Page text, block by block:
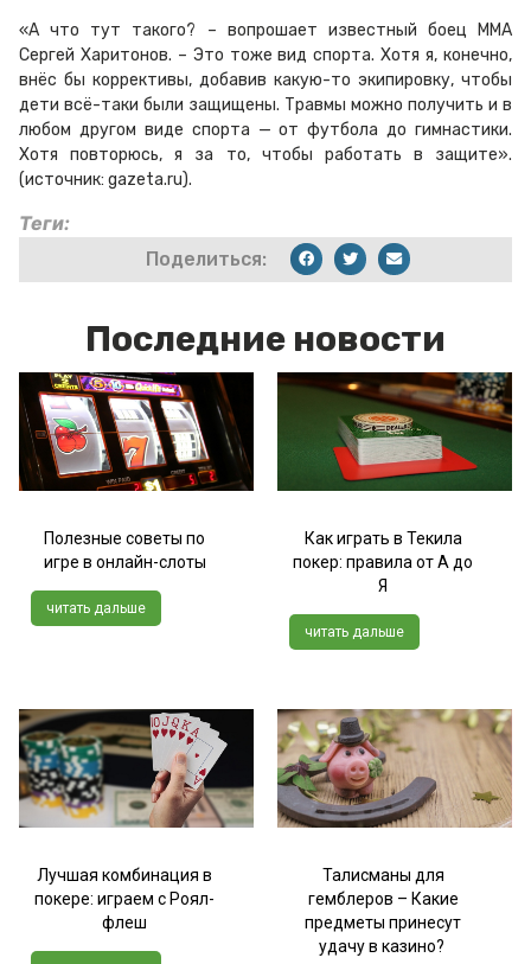
«А что тут такого? – вопрошает известный боец ММА
Сергей Харитонов. – Это тоже вид спорта. Хотя я, конечно,
внёс бы коррективы, добавив какую-то экипировку, чтобы
дети всё-таки были защищены. Травмы можно получить и в
любом другом виде спорта — от футбола до гимнастики.
Хотя повторюсь, я за то, чтобы работать в защите».
(источник: gazeta.ru).
Теги:
Поделиться:
Последние новости
Полезные советы по
игре в онлайн-слоты
читать дальше
Как играть в Текила
покер: правила от А до
Я
читать дальше
Лучшая комбинация в
покере: играем с Роял-
флеш
Талисманы для
гемблеров – Какие
предметы принесут
удачу в казино?